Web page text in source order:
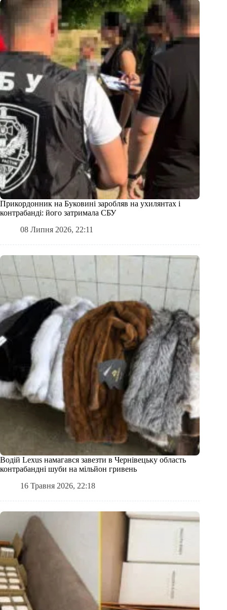
Прикордонник на Буковині заробляв на ухилянтах і
контрабанді: його затримала СБУ
08 Липня 2026, 22:11
Водій Lexus намагався завезти в Чернівецьку область
контрабандні шуби на мільйон гривень
16 Травня 2026, 22:18